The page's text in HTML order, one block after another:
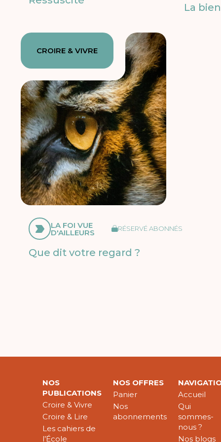
La
CROIRE & VIVRE
LA FOI VUE
D'AILLEURS RÉSERVÉ ABONNÉS
Que dit votre regard ?
NOS
PUBLICATIONS
Croire & Vivre
Croire & Lire
Les cahiers de
l’École
NOS OFFRES
Panier
Nos
abonnements
Accueil
Qui
sommes-
nous ?
Nos blogs